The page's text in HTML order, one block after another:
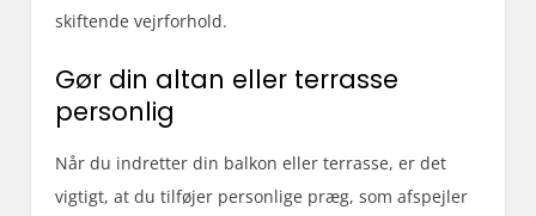
skiftende vejrforhold.
Gør din altan eller terrasse
personlig
Når du indretter din balkon eller terrasse, er det
vigtigt, at du tilføjer personlige præg, som afspejler